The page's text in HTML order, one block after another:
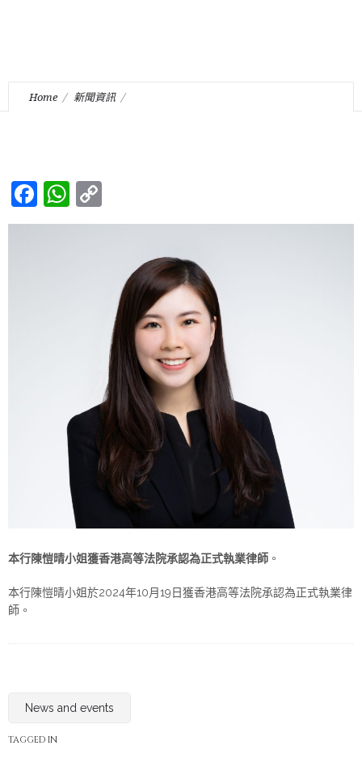
Home 新聞資訊
Facebook
WhatsApp
Link
本行陳愷晴小姐獲香港高等法院承認為正式執業律師 。
本行陳愷晴小姐於2024年10月19日獲香港高等法院承認為正式執業律
師。
News and events
TAGGED IN